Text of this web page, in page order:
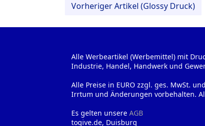
Vorheriger Artikel (Glossy Druck)
Alle Werbeartikel (Werbemittel) mit
Industrie, Handel, Handwerk und
Alle Preise in EURO zzgl. ges. MwSt.
Irrtum und Änderungen vorbehalten.
Es gelten unsere AGB
togive.de, Duisburg